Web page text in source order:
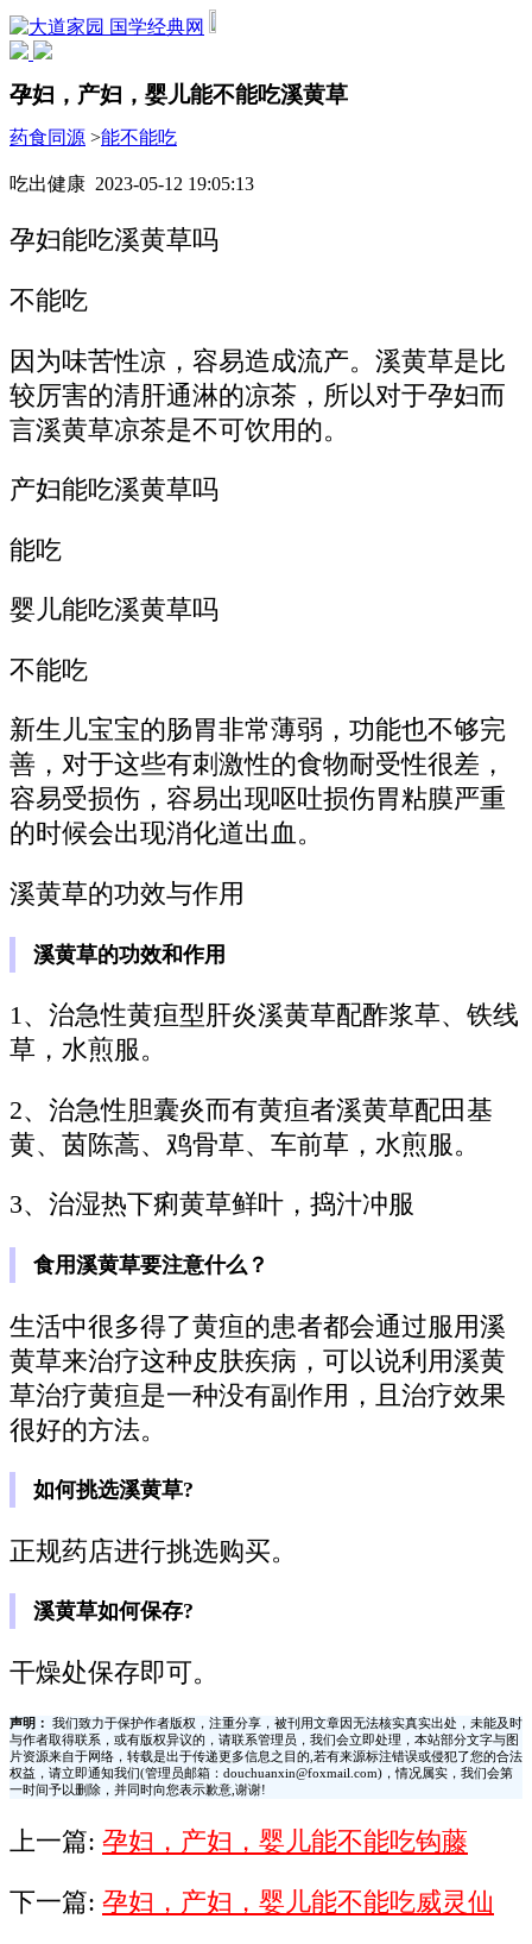
国学经典网
孕妇，产妇，婴儿能不能吃溪黄草
药食同源 >能不能吃
吃出健康 2023-05-12 19:05:13
孕妇能吃溪黄草吗
不能吃
因为味苦性凉，容易造成流产。溪黄草是比
较厉害的清肝通淋的凉茶，所以对于孕妇而
言溪黄草凉茶是不可饮用的。
产妇能吃溪黄草吗
能吃
婴儿能吃溪黄草吗
不能吃
新生儿宝宝的肠胃非常薄弱，功能也不够完
善，对于这些有刺激性的食物耐受性很差，
容易受损伤，容易出现呕吐损伤胃粘膜严重
的时候会出现消化道出血。
溪黄草的功效与作用
溪黄草的功效和作用
1、治急性黄疸型肝炎溪黄草配酢浆草、铁线
草，水煎服。
2、治急性胆囊炎而有黄疸者溪黄草配田基
黄、茵陈蒿、鸡骨草、车前草，水煎服。
3、治湿热下痢黄草鲜叶，捣汁冲服
食用溪黄草要注意什么？
生活中很多得了黄疸的患者都会通过服用溪
黄草来治疗这种皮肤疾病，可以说利用溪黄
草治疗黄疸是一种没有副作用，且治疗效果
很好的方法。
如何挑选溪黄草?
正规药店进行挑选购买。
溪黄草如何保存?
干燥处保存即可。
声明：
我们致力于保护作者版权，注重分享，被刊用文章因无法核实真实出处，未能及时
与作者取得联系，或有版权异议的，请联系管理员，我们会立即处理，本站部分文字与图
片资源来自于网络，转载是出于传递更多信息之目的,若有来源标注错误或侵犯了您的合法
权益，请立即通知我们(管理员邮箱：douchuanxin@foxmail.com)，情况属实，我们会第
一时间予以删除，并同时向您表示歉意,谢谢!
上一篇: 孕妇，产妇，婴儿能不能吃钩藤
下一篇: 孕妇，产妇，婴儿能不能吃威灵仙